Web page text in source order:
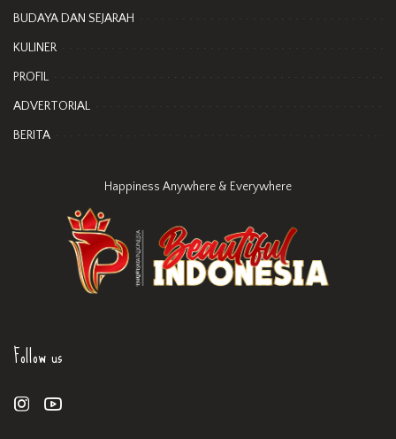
BUDAYA DAN SEJARAH
KULINER
PROFIL
ADVERTORIAL
BERITA
Happiness Anywhere & Everywhere
Follow us